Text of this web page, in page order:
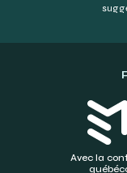
Avec la